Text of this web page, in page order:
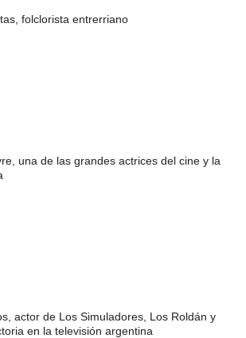
folclorista entrerriano
una de las grandes actrices del cine y la
actor de Los Simuladores, Los Roldán y
en la televisión argentina